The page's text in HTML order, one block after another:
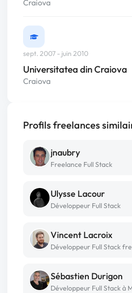
Craiova
sept. 2007 - juin 2010
Universitatea din Craiova
Craiova
Profils freelances
jnaubry
Freelance Full Stack
Ulysse Lacour
Développeur Full Stack
Vincent Lacroix
Développeur Full Stack
Sébastien Durigon
Développeur Full Stack à